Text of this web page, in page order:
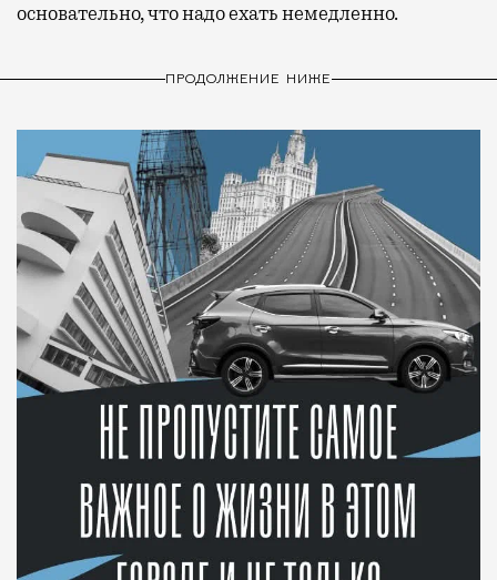
основательно, что надо ехать немедленно.
ПРОДОЛЖЕНИЕ НИЖЕ